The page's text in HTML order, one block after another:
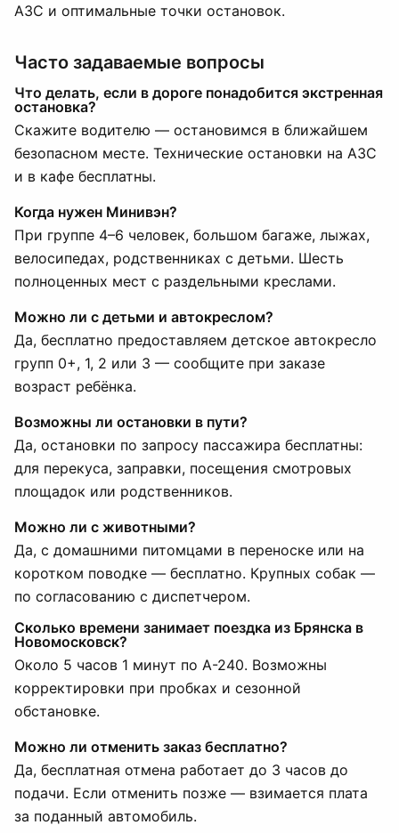
АЗС и оптимальные точки остановок.
Часто задаваемые вопросы
Что делать, если в дороге понадобится экстренная
остановка?
Скажите водителю — остановимся в ближайшем
безопасном месте. Технические остановки на АЗС
и в кафе бесплатны.
Когда нужен Минивэн?
При группе 4–6 человек, большом багаже, лыжах,
велосипедах, родственниках с детьми. Шесть
полноценных мест с раздельными креслами.
Можно ли с детьми и автокреслом?
Да, бесплатно предоставляем детское автокресло
групп 0+, 1, 2 или 3 — сообщите при заказе
возраст ребёнка.
Возможны ли остановки в пути?
Да, остановки по запросу пассажира бесплатны:
для перекуса, заправки, посещения смотровых
площадок или родственников.
Можно ли с животными?
Да, с домашними питомцами в переноске или на
коротком поводке — бесплатно. Крупных собак —
по согласованию с диспетчером.
Сколько времени занимает поездка из Брянска в
Новомосковск?
Около 5 часов 1 минут по А-240. Возможны
корректировки при пробках и сезонной
обстановке.
Можно ли отменить заказ бесплатно?
Да, бесплатная отмена работает до 3 часов до
подачи. Если отменить позже — взимается плата
за поданный автомобиль.